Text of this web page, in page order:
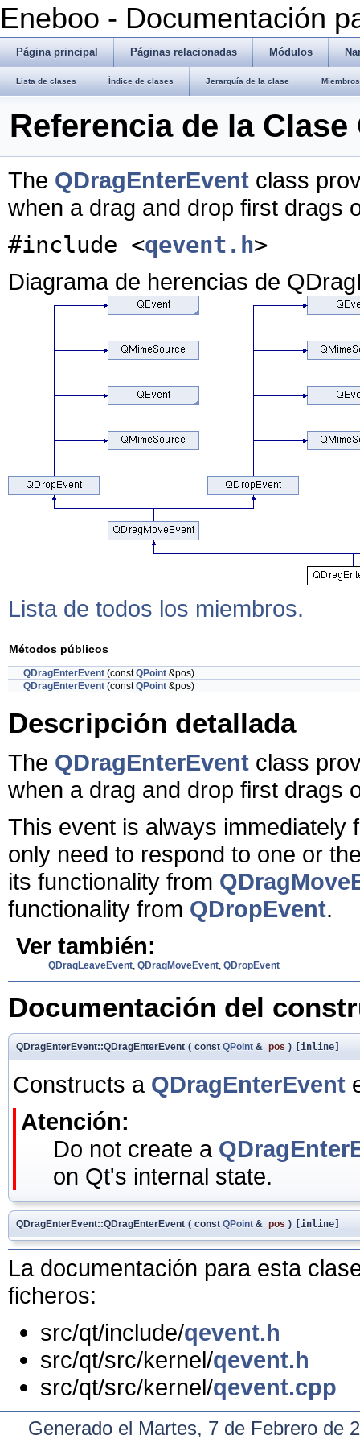
Eneboo - Documentación
Página principal Páginas relacionadas Módulos
Lista de clases Índice de clases Jerarquía de la clase
Referencia de la
The QDragEnterEvent class
when a drag and drop first drags
#include <qevent.h>
Diagrama de herencias de
Lista de todos los miembros.
Métodos públicos
QDragEnterEvent (constQPoint &pos)
QDragEnterEvent (constQPoint &pos)
Descripción detallada
The QDragEnterEvent class
when a drag and drop first drags
This event is always immediately
only need to respond to one or
its functionality from
functionality from QDropEvent.
Ver también:
QDragLeaveEvent, QDragMoveEvent, QDropEvent
Documentación del
QDragEnterEvent::QDragEnterEvent ( const QPoint & pos ) [inline]
Constructs a QDragEnterEvent
Atención:
Do not create a
on Qt's internal state.
QDragEnterEvent::QDragEnterEvent ( const QPoint & pos ) [inline]
La documentación para esta
ficheros:
src/qt/include/qevent.h
src/qt/src/kernel/qevent.h
src/qt/src/kernel/qevent.cpp
Generado el Martes, 7 de Febrero de